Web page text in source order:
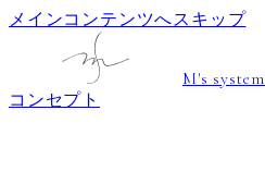
メインコンテンツへスキップ
M's system
コンセプト